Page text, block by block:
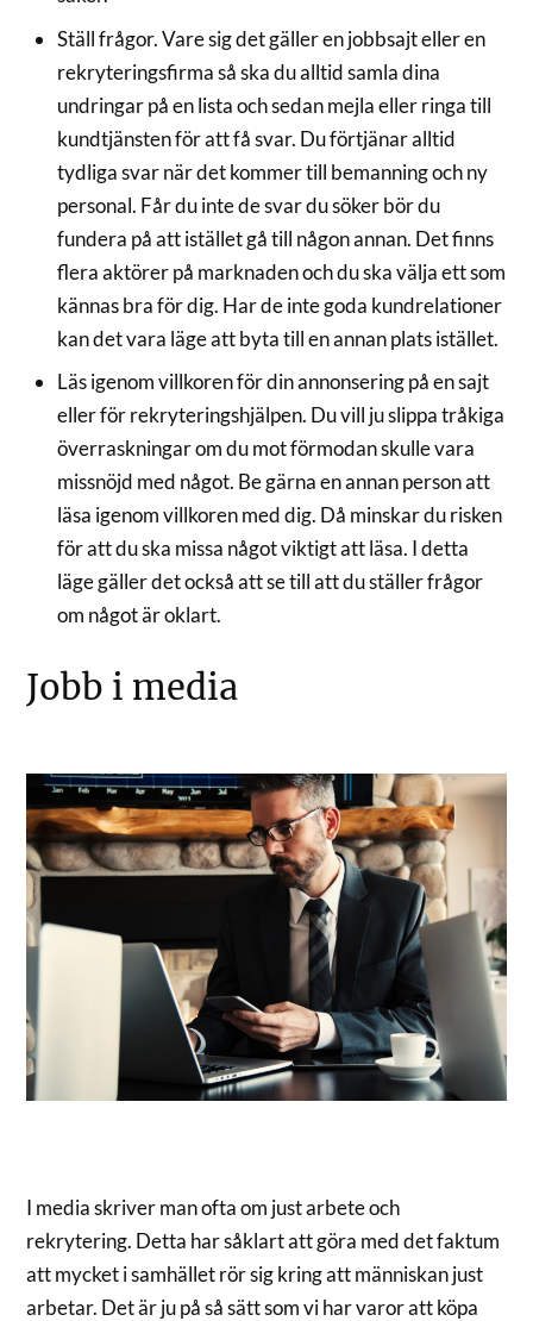
Ställ frågor. Vare sig det gäller en jobbsajt eller en
rekryteringsfirma så ska du alltid samla dina
undringar på en lista och sedan mejla eller ringa till
kundtjänsten för att få svar. Du förtjänar alltid
tydliga svar när det kommer till bemanning och ny
personal. Får du inte de svar du söker bör du
fundera på att istället gå till någon annan. Det finns
flera aktörer på marknaden och du ska välja ett som
kännas bra för dig. Har de inte goda kundrelationer
kan det vara läge att byta till en annan plats istället.
Läs igenom villkoren för din annonsering på en sajt
eller för rekryteringshjälpen. Du vill ju slippa tråkiga
överraskningar om du mot förmodan skulle vara
missnöjd med något. Be gärna en annan person att
läsa igenom villkoren med dig. Då minskar du risken
för att du ska missa något viktigt att läsa. I detta
läge gäller det också att se till att du ställer frågor
om något är oklart.
Jobb i media
I media skriver man ofta om just arbete och
rekrytering. Detta har såklart att göra med det faktum
att mycket i samhället rör sig kring att människan just
arbetar. Det är ju på så sätt som vi har varor att köpa